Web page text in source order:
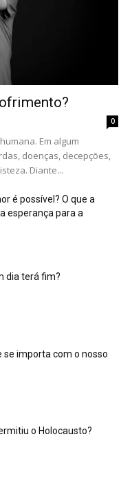
0
Em algum
doenças, decepções,
Diante...
é possível? O que a
esperança para a
dia terá fim?
se importa com o nosso
o Holocausto?